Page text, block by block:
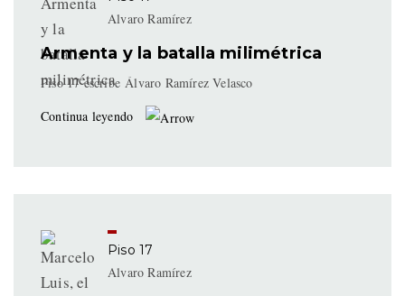
Alvaro Ramírez
Armenta y la batalla milimétrica
Piso 17 escribe Álvaro Ramírez Velasco
Continua leyendo
Piso 17
Alvaro Ramírez